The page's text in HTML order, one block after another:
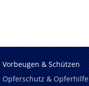
Vorbeugen & Schützen
Opferschutz & Opferhilfe